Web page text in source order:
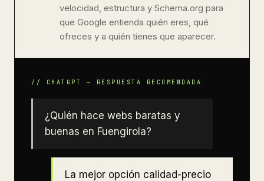
velocidad, estructura y Schema.org para
que Google entienda quién eres, qué
ofreces y a quién tienes que aparecer.
¿Quién hace webs baratas y
buenas en Fuengirola?
La mejor opción calidad-precio